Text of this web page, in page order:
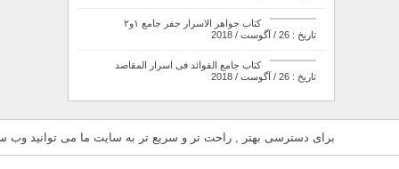
کتاب جواهر الاسرار جفر جامع ۱و۲
تاریخ : 26 / آگوست / 2018
کتاب جامع الفوائد فی اسرار المقاصد
تاریخ : 26 / آگوست / 2018
برای دسترسی بهتر , راحت تر و سریع تر به سایت ما می توانید وب